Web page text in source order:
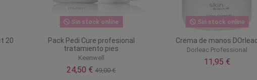
20
Sin stock online
Pack Pedi Cure profesional
tratamiento pies
Keenwell
24,50 €49,00 €
Sin stock online
Crema de manos DOrleac
Dorleac Professional
11,95 €